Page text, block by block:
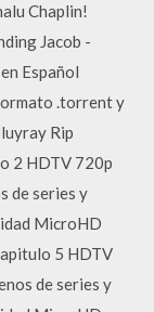
Chaplin!
Jacob -
Español
.torrent y
Rip
2 HDTV 720p
de series y
MicroHD
5 HDTV
de series y